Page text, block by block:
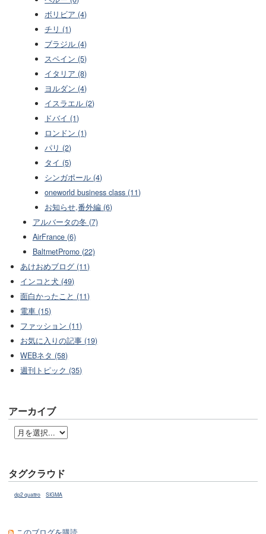
ボリビア (4)
チリ (1)
ブラジル (4)
スペイン (5)
イタリア (8)
ヨルダン (4)
イスラエル (2)
ドバイ (1)
ロンドン (1)
パリ (2)
タイ (5)
シンガポール (4)
oneworld business class (11)
お知らせ,番外編 (6)
アルバータの冬 (7)
AirFrance (6)
BaltmetPromo (22)
あけおめブログ (11)
インコと犬 (49)
面白かったこと (11)
電車 (15)
ファッション (11)
お気に入りの記事 (19)
WEBネタ (58)
週刊トピック (35)
アーカイブ
タグクラウド
dp2 quattro SIGMA